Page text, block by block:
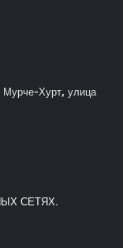
Хурт, улица
СЕТЯХ.